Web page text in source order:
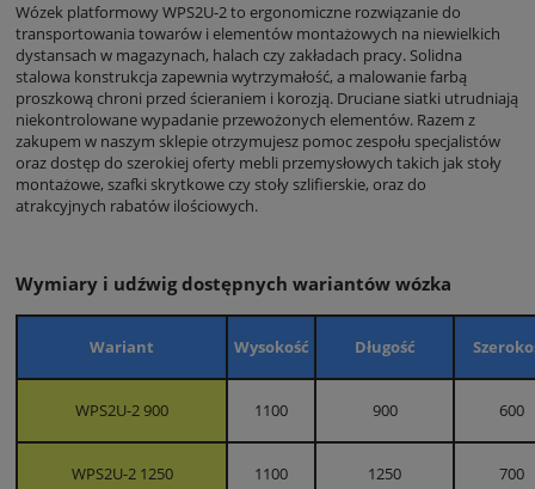
Wózek platformowy WPS2U-2 to ergonomiczne rozwiązanie do
transportowania towarów i elementów montażowych na niewielkich
dystansach w magazynach, halach czy zakładach pracy. Solidna
stalowa konstrukcja zapewnia wytrzymałość, a malowanie farbą
proszkową chroni przed ścieraniem i korozją. Druciane siatki utrudniają
niekontrolowane wypadanie przewożonych elementów. Razem z
zakupem w naszym sklepie otrzymujesz pomoc zespołu specjalistów
oraz dostęp do szerokiej oferty mebli przemysłowych takich jak stoły
montażowe, szafki skrytkowe czy stoły szlifierskie, oraz do
atrakcyjnych rabatów ilościowych.
Wymiary i udźwig dostępnych wariantów wózka
Wariant Wysokość Długość
WPS2U-2 900 1100 900 600
WPS2U-2 1250 1100 1250 700